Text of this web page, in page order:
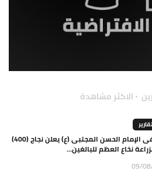
الاكثر مشاهدة
مستشفى الإمام الحسن المجتبى (ع) يعلن نجاح (400)
نخاع العظم للبالغين...
09/